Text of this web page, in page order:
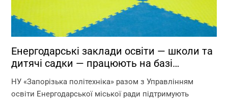
Енергодарські заклади освіти — школи та
дитячі садки — працюють на базі
НУ «Запорізька політехніка» разом з Управлінням
освіти Енергодарської міської ради підтримують